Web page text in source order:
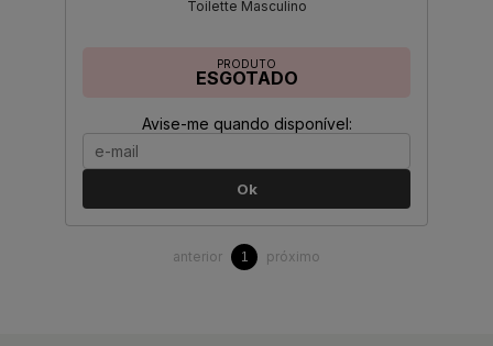
Toilette Masculino
PRODUTO
ESGOTADO
Avise-me quando disponível:
Ok
anterior 1 próximo